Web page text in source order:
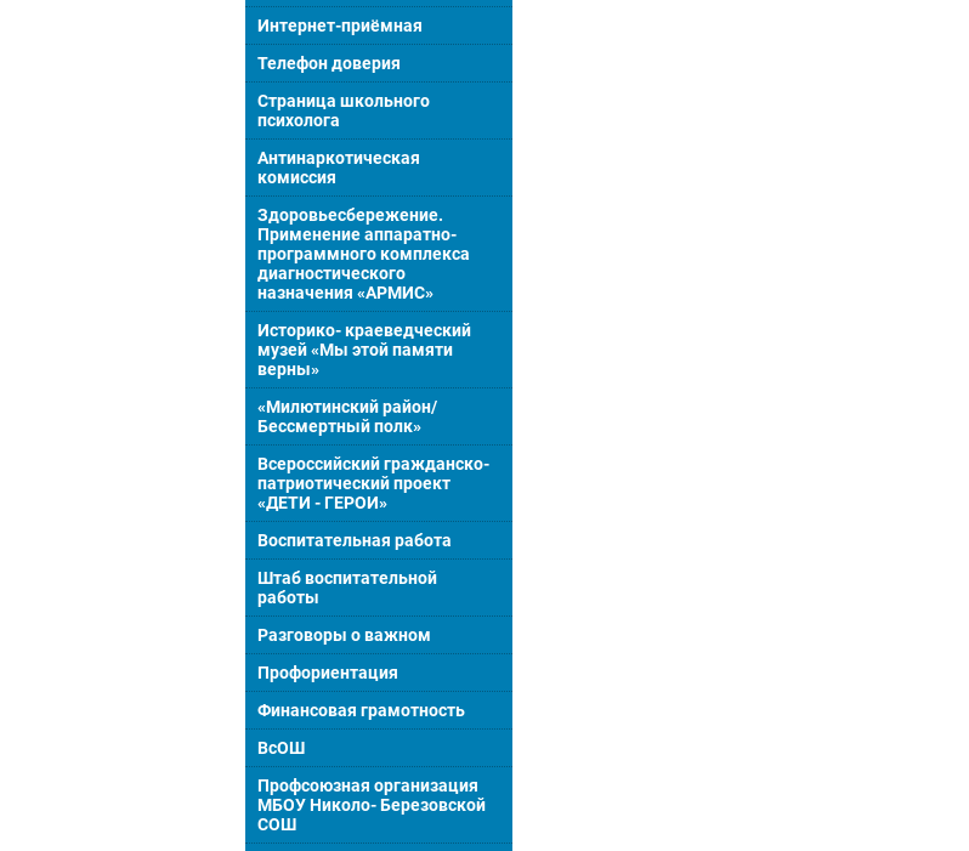
Интернет-приёмная
Телефон доверия
Страница школьного
психолога
Антинаркотическая
комиссия
Здоровьесбережение.
Применение аппаратно-
программного комплекса
диагностического
назначения «АРМИС»
Историко- краеведческий
музей «Мы этой памяти
верны»
«Милютинский район/
Бессмертный полк»
Всероссийский гражданско-
патриотический проект
«ДЕТИ - ГЕРОИ»
Воспитательная работа
Штаб воспитательной
работы
Разговоры о важном
Профориентация
Финансовая грамотность
ВсОШ
Профсоюзная организация
МБОУ Николо- Березовской
СОШ